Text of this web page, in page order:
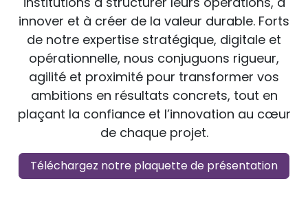
innover et à créer de la valeur durable. Forts
de notre expertise stratégique, digitale et
opérationnelle, nous conjuguons rigueur,
agilité et proximité pour transformer vos
ambitions en résultats concrets, tout en
plaçant la confiance et l’innovation au cœur
de chaque projet.
Téléchargez notre plaquette de présentation